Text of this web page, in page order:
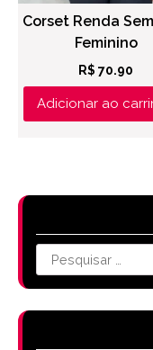
Corset Renda
Feminino
R$ 70.90
Adicionar ao
Pesquisar
por: